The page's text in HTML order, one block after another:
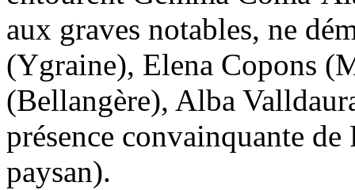
aux graves notables, ne
(Ygraine), Elena Copons
(Bellangère), Alba
présence convainquante
paysan).